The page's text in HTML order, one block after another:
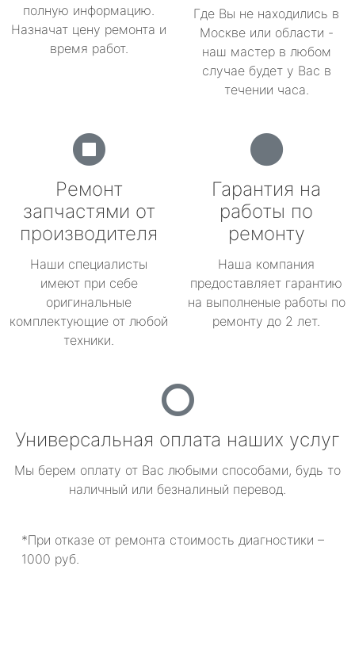
полную информацию.
Назначат цену ремонта и
время работ.
Где Вы не находились в
Москве или области -
наш мастер в любом
случае будет у Вас в
течении часа.
Ремонт
запчастями от
производителя
Наши специалисты
имеют при себе
оригинальные
комплектующие от любой
техники.
Гарантия на
работы по
ремонту
Наша компания
предоставляет гарантию
на выполненые работы по
ремонту до 2 лет.
Универсальная оплата наших услуг
Мы берем оплату от Вас любыми способами, будь то
наличный или безналиный перевод.
*При отказе от ремонта стоимость диагностики –
1000 руб.